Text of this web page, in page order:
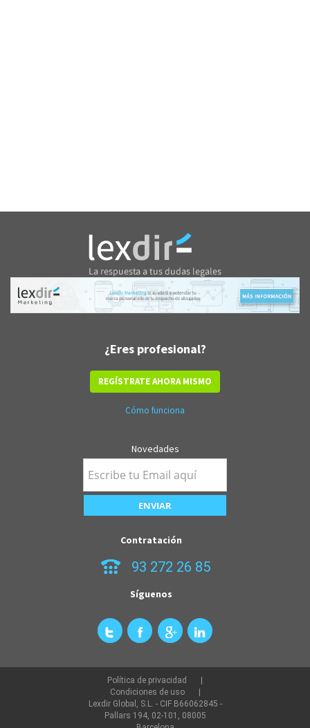
¿Eres profesional?
REGÍSTRATE AHORA MISMO
Cómo funciona
Novedades
Contratación
93 272 26 85
Síguenos
Política de privacidad
Condiciones de uso
Lexdir Global, S.L. - CIF B66062845 -
Pallars 194, 02-101, 08005